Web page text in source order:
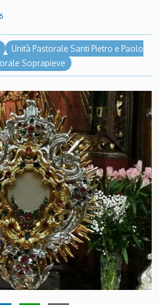
Unità Pastorale Santi Pietro e Paolo
Soprapieve